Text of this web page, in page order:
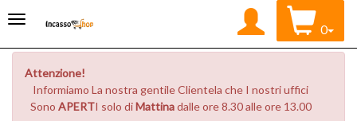
0
Attenzione!
Informiamo La nostra gentile Clientela che I nostri uffici
Sono APERTI solo diMattinadalle ore 8.30 alle ore 13.00